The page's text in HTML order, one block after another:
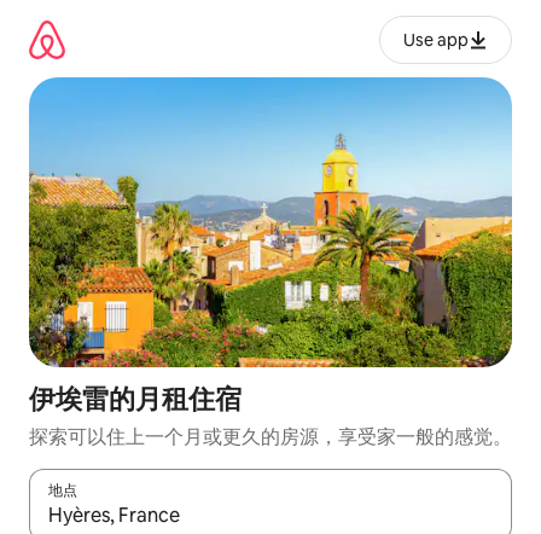
Use app
伊埃雷的月租住宿
探索可以住上一个月或更久的房源，享受家一般的感觉。
地点
如有搜索结果，请使用上下方向键查看，或通过点击或滑动手势